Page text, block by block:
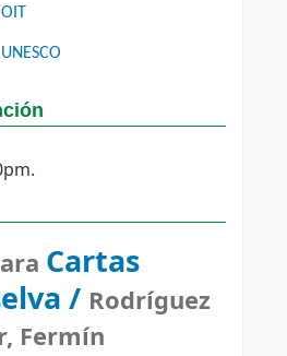
Cartas
/ Rodríguez
Fermín